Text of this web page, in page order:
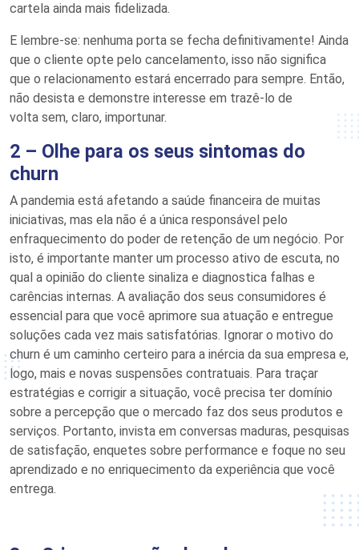
cartela ainda mais fidelizada.
E lembre-se: nenhuma porta se fecha definitivamente! Ainda
que o cliente opte pelo cancelamento, isso não significa
que o relacionamento estará encerrado para sempre. Então,
não desista e demonstre interesse em trazê-lo de
volta sem, claro, importunar.
2 – Olhe para os seus sintomas do
churn
A pandemia está afetando a saúde financeira de muitas
iniciativas, mas ela não é a única responsável pelo
enfraquecimento do poder de retenção de um negócio. Por
isto, é importante manter um processo ativo de escuta, no
qual a opinião do cliente sinaliza e diagnostica falhas e
carências internas. A avaliação dos seus consumidores é
essencial para que você aprimore sua atuação e entregue
soluções cada vez mais satisfatórias. Ignorar o motivo do
churn é um caminho certeiro para a inércia da sua empresa e,
logo, mais e novas suspensões contratuais. Para traçar
estratégias e corrigir a situação, você precisa ter domínio
sobre a percepção que o mercado faz dos seus produtos e
serviços. Portanto, invista em conversas maduras, pesquisas
de satisfação, enquetes sobre performance e foque no seu
aprendizado e no enriquecimento da experiência que você
entrega.